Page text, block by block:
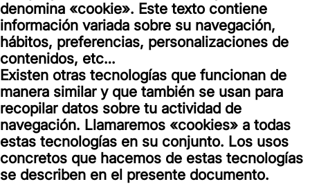
denomina «cookie». Este texto contiene
información variada sobre su navegación,
hábitos, preferencias, personalizaciones de
contenidos, etc…
Existen otras tecnologías que funcionan de
manera similar y que también se usan para
recopilar datos sobre tu actividad de
navegación. Llamaremos «cookies» a todas
estas tecnologías en su conjunto. Los usos
concretos que hacemos de estas tecnologías
se describen en el presente documento.